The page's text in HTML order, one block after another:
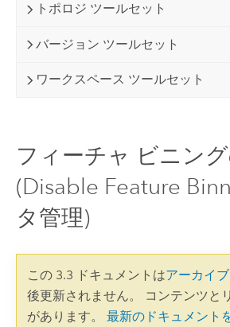
トポロジ ツールセット
バージョン ツールセット
ワークスペース ツールセット
フィーチャ ビニン
(Disable Feature
タ管理)
この 3.3 ドキュメントはアーカイ
後更新されません。 コンテンツと
があります。 最新のドキュメント